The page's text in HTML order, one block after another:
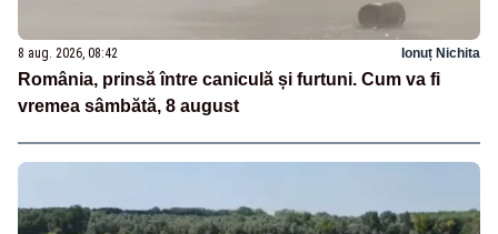
8 aug. 2026, 08:42 Ionuț Nichita
România, prinsă între caniculă și furtuni. Cum va fi
vremea sâmbătă, 8 august